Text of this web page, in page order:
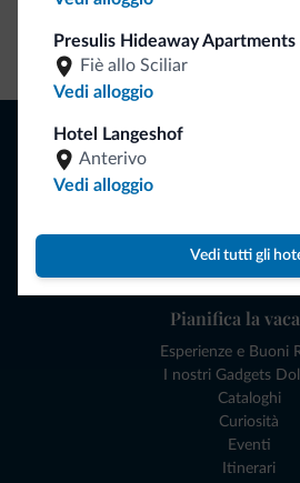
Presulis Hideaway
Fiè allo Sciliar
Vedi alloggio
Hotel Langeshof
Anterivo
Vedi alloggio
Vedi tutti gli
Vai allo shop
Dove andare
Cosa fare
Pianifica la
Esperienze e Buoni
I nostri Gadgets
Cataloghi
Curiosità
Eventi
Itinerari